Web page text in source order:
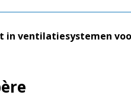
in ventilatiesystemen